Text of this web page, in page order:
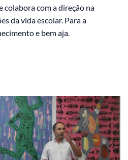
colabora com a direção na
da vida escolar. Para a
e bem aja.